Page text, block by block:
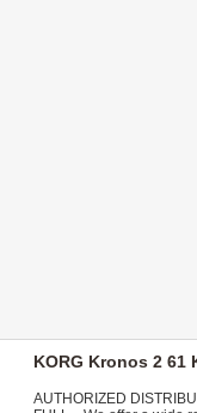
KORG Kronos 2 61
AUTHORIZED